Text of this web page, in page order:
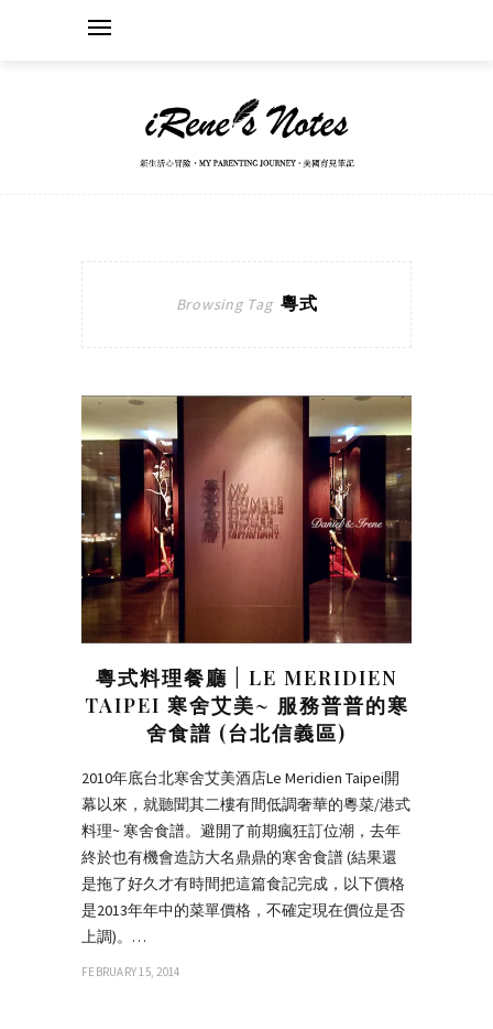
Browsing Tag 粵式
粵式料理餐廳 | LE MERIDIEN
TAIPEI 寒舍艾美~ 服務普普的寒
舍食譜 (台北信義區)
2010年底台北寒舍艾美酒店Le Meridien Taipei開
幕以來，就聽聞其二樓有間低調奢華的粵菜/港式
料理~ 寒舍食譜。避開了前期瘋狂訂位潮，去年
終於也有機會造訪大名鼎鼎的寒舍食譜 (結果還
是拖了好久才有時間把這篇食記完成，以下價格
是2013年年中的菜單價格，不確定現在價位是否
上調)。…
FEBRUARY 15, 2014